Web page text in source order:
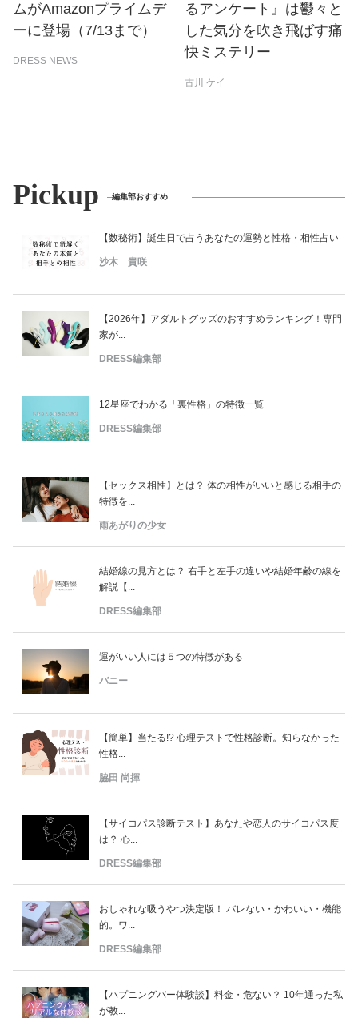
ムがAmazonプライムデ
ーに登場（7/13まで）
DRESS NEWS
るアンケート』は鬱々と
した気分を吹き飛ばす痛
快ミステリー
古川 ケイ
Pickup 編集部おすすめ
【数秘術】誕生日で占うあなたの運勢と性格・相性占い
沙木 貴咲
【2026年】アダルトグッズのおすすめランキング！専門
家が...
DRESS編集部
12星座でわかる「裏性格」の特徴一覧
DRESS編集部
【セックス相性】とは？ 体の相性がいいと感じる相手の
特徴を...
雨あがりの少女
結婚線の見方とは？ 右手と左手の違いや結婚年齢の線を
解説【...
DRESS編集部
運がいい人には５つの特徴がある
バニー
【簡単】当たる!? 心理テストで性格診断。知らなかった
性格...
脇田 尚揮
【サイコパス診断テスト】あなたや恋人のサイコパス度
は？ 心...
DRESS編集部
おしゃれな吸うやつ決定版！ バレない・かわいい・機能
的。ワ...
DRESS編集部
【ハプニングバー体験談】料金・危ない？ 10年通った私
が教...